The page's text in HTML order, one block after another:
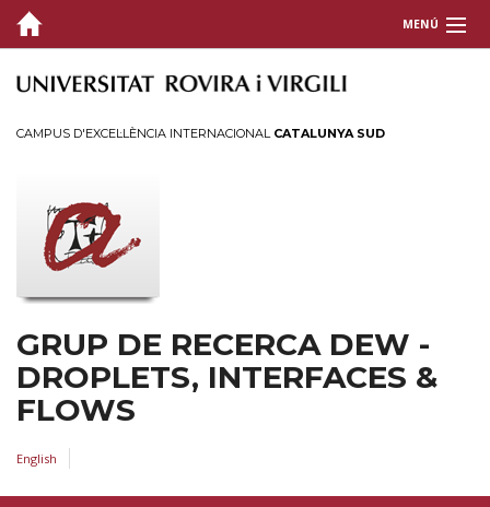
MENÚ
GRUP
TRANSFERÈNCIA
CONTACTE
CAMPUS D'EXCEL·LÈNCIA INTERNACIONAL CATALUNYA SUD
GRUP DE RECERCA DEW -
DROPLETS, INTERFACES &
FLOWS
English